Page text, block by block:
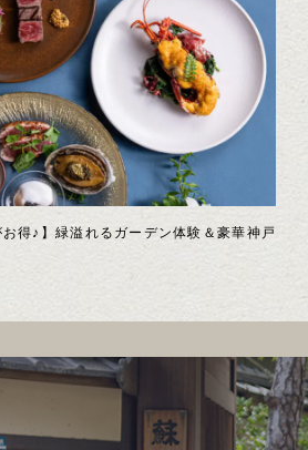
お得♪】緑溢れるガーデン体験＆豪華神戸